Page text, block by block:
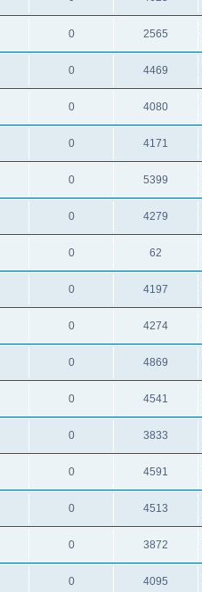
0 2565
0 4469
0 4080
0 4171
0 5399
0 4279
0 62
0 4197
0 4274
0 4869
0 4541
0 3833
0 4591
0 4513
0 3872
0 4095